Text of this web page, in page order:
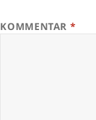
KOMMENTAR *